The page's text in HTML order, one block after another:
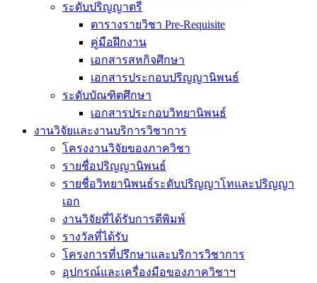
ระดับปริญญาตรี
ตารางรายวิชา Pre-Requisite
คู่มือฝึกงาน
เอกสารสหกิจศึกษา
เอกสารประกอบปริญญานิพนธ์
ระดับบัณฑิตศึกษา
เอกสารประกอบวิทยานิพนธ์
งานวิจัยและงานบริการวิชาการ
โครงงานวิจัยของภาควิชา
รายชื่อปริญญานิพนธ์
รายชื่อวิทยานิพนธ์ระดับปริญญาโทและปริญญา
เอก
งานวิจัยที่ได้รับการตีพิมพ์
รางวัลที่ได้รับ
โครงการที่ปรึกษาและบริการวิชาการ
อุปกรณ์และเครื่องมือของภาควิชาฯ